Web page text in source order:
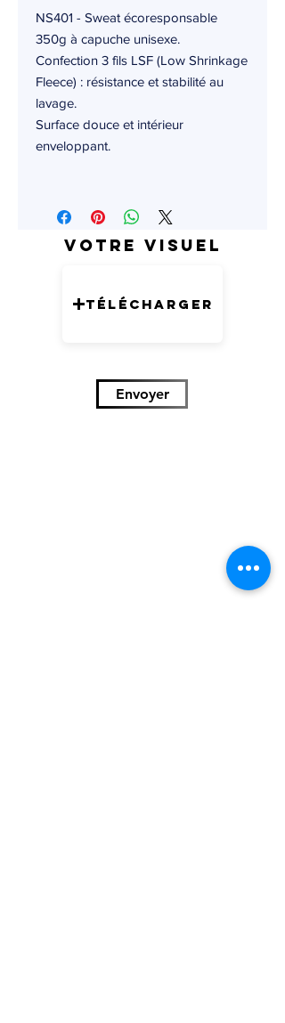
NS401 - Sweat écoresponsable
350g à capuche unisexe.
Confection 3 fils LSF (Low Shrinkage
Fleece) : résistance et stabilité au
lavage.
Surface douce et intérieur
enveloppant.
Votre visuel
Télécharger
Envoyer